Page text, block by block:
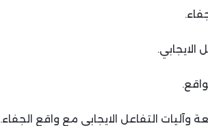
وآليات التفاعل الايجابي مع واقع الجفاء.